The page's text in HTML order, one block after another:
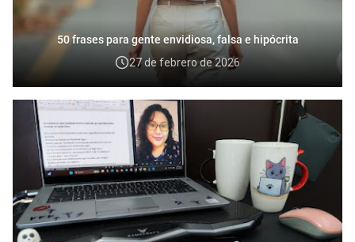
50 frases para gente envidiosa, falsa e hipócrita
27 de febrero de 2026